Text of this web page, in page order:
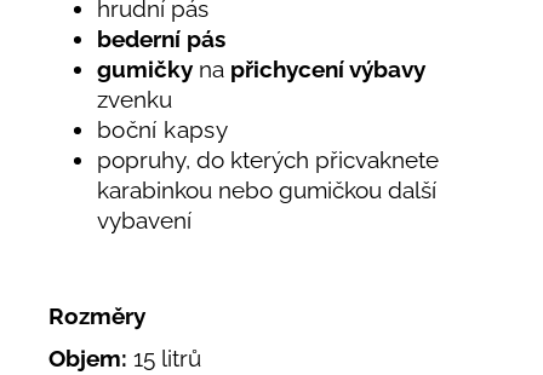
hrudní pás
bederní pás
gumičky na přichycení výbavy
zvenku
boční kapsy
popruhy, do kterých přicvaknete
karabinkou nebo gumičkou další
vybavení
Rozměry
Objem: 15 litrů